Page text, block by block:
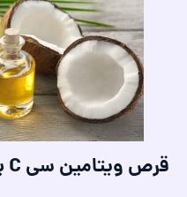
قرص ویتامین سی C برای هموروئید